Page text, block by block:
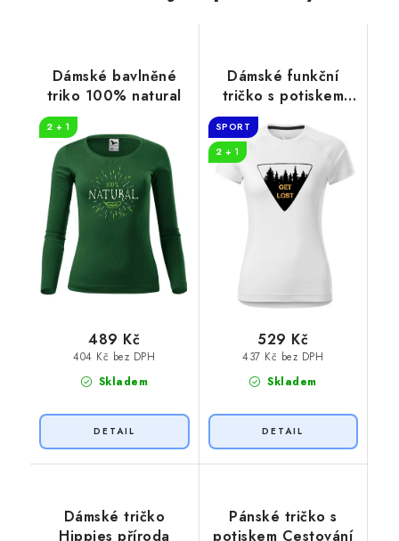
Dámské bavlněné
triko 100% natural
2 + 1
Skladem
404 Kč bez DPH
489 Kč
Dámské funkční
tričko s potiskem
Get lost
SPORT
2 + 1
Skladem
437 Kč bez DPH
529 Kč
Dámské tričko
Hippies příroda
Pánské tričko s
potiskem Cestování